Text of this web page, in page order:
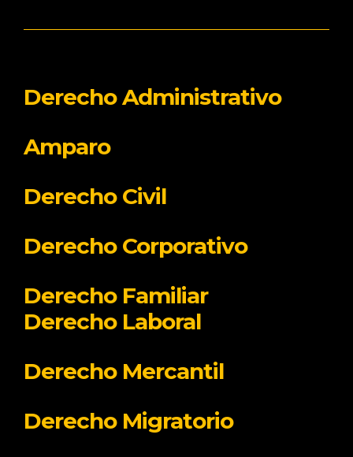
Derecho Administrativo
Amparo
Derecho Civil
Derecho Corporativo
Derecho Familiar
Derecho Laboral
Derecho Mercantil
Derecho Migratorio